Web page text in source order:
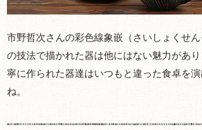
市野哲次さんの彩色線象嵌（さいしょくせ
の技法で描かれた器は他にはない魅力があ
寧に作られた器達はいつもと違った食卓を
ね。